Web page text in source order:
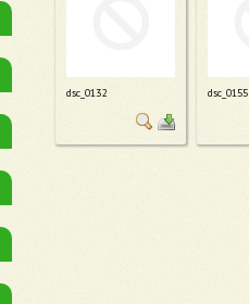
dsc_0132 dsc_0155